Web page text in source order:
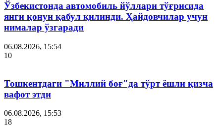
Ўзбекистонда автомобиль йўллари тўғрисида
янги қонун қабул қилинди. Ҳайдовчилар учун
нималар ўзгаради
06.08.2026, 15:54
10
Тошкентдаги "Миллий боғ"да тўрт ёшли қизча
вафот этди
06.08.2026, 15:53
18